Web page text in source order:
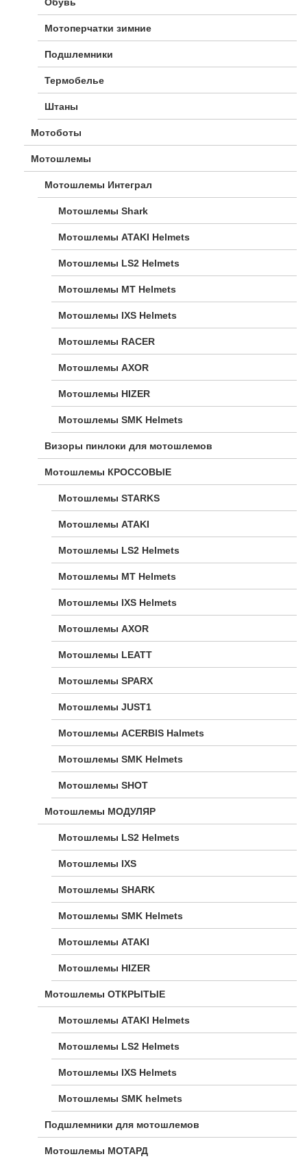
Мотоперчатки зимние
Подшлемники
Термобелье
Штаны
Мотоботы
Мотошлемы
Мотошлемы Интеграл
Мотошлемы Shark
Мотошлемы ATAKI Helmets
Мотошлемы LS2 Helmets
Мотошлемы MT Helmets
Мотошлемы IXS Helmets
Мотошлемы RACER
Мотошлемы AXOR
Мотошлемы HIZER
Мотошлемы SMK Helmets
Визоры пинлоки для мотошлемов
Мотошлемы КРОССОВЫЕ
Мотошлемы STARKS
Мотошлемы ATAKI
Мотошлемы LS2 Helmets
Мотошлемы MT Helmets
Мотошлемы IXS Helmets
Мотошлемы AXOR
Мотошлемы LEATT
Мотошлемы SPARX
Мотошлемы JUST1
Мотошлемы ACERBIS Halmets
Мотошлемы SMK Helmets
Мотошлемы SHOT
Мотошлемы МОДУЛЯР
Мотошлемы LS2 Helmets
Мотошлемы IXS
Мотошлемы SHARK
Мотошлемы SMK Helmets
Мотошлемы ATAKI
Мотошлемы HIZER
Мотошлемы ОТКРЫТЫЕ
Мотошлемы ATAKI Helmets
Мотошлемы LS2 Helmets
Мотошлемы IXS Helmets
Мотошлемы SMK helmets
Подшлемники для мотошлемов
Мотошлемы МОТАРД